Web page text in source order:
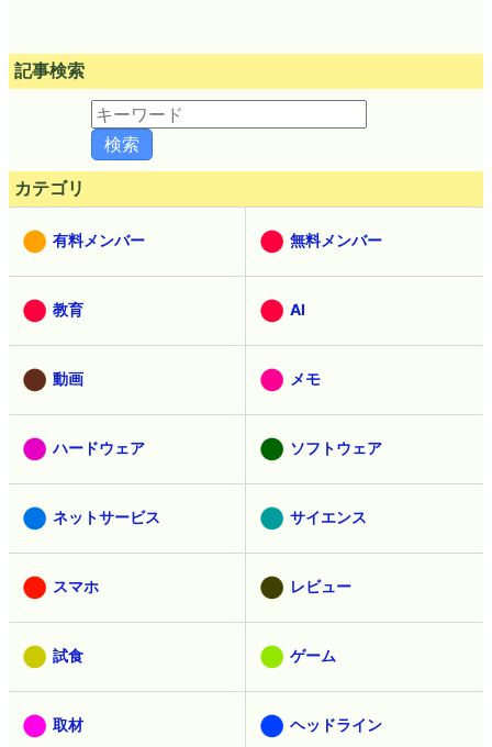
記事検索
カテゴリ
有料メンバー 無料メンバー
教育 AI
動画 メモ
ハードウェア ソフトウェア
ネットサービス サイエンス
スマホ レビュー
試食 ゲーム
取材 ヘッドライン